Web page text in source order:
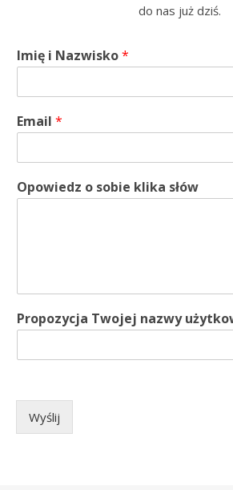
do nas już dziś.
Imię i Nazwisko*
Email *
Opowiedz o sobie klika słów
Propozycja Twojej nazwy
Wyślij